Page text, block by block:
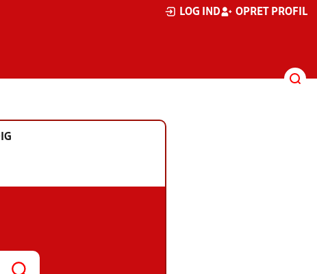
LOG IND OPRET PROFIL